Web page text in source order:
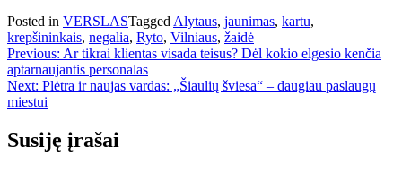
Posted in VERSLASTaggedAlytaus, jaunimas, kartu,
krepšininkais, negalia, Ryto, Vilniaus, žaidė
Navigacija
tarp
įrašų
Previous: Ar tikrai klientas visada teisus? Dėl kokio elgesio kenčia
aptarnaujantis personalas
Next: Plėtra ir naujas vardas: „Šiaulių šviesa“ – daugiau paslaugų
miestui
Susiję įrašai